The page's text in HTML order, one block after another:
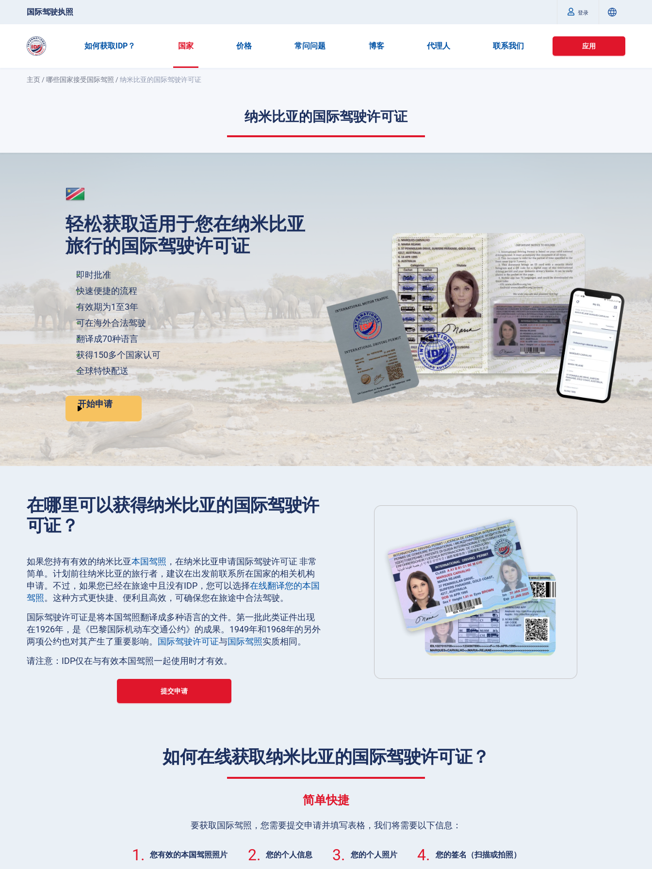
国际驾驶执照 登录
如何获取IDP？ 国家 价格 常问问题 博客 代理人 联系我们 应用
主页 /哪些国家接受国际驾照 /纳米比亚的国际驾驶许可证
纳米比亚的国际驾驶许可证
轻松获取适用于您在纳米比亚
旅行的国际驾驶许可证
即时批准
快速便捷的流程
有效期为1至3年
可在海外合法驾驶
翻译成70种语言
获得150多个国家认可
全球特快配送
开始申请
在哪里可以获得纳米比亚的国际驾驶许
可证？
如果您持有有效的纳米比亚本国驾照 ，在纳米比亚申请国际驾驶许可证 非常
简单。计划前往纳米比亚的旅行者，建议在出发前联系所在国家的相关机构
申请。不过，如果您已经在旅途中且没有IDP，您可以选择在线翻译您的本国
驾照。这种方式更快捷、便利且高效，可确保您在旅途中合法驾驶。
国际驾驶许可证是将本国驾照翻译成多种语言的文件。第一批此类证件出现
在1926年，是《巴黎国际机动车交通公约》的成果。1949年和1968年的另外
两项公约也对其产生了重要影响。 国际驾驶许可证与国际驾照实质相同。
请注意：IDP仅在与有效本国驾照一起使用时才有效。
提交申请
如何在线获取纳米比亚的国际驾驶许可证？
简单快捷
要获取国际驾照，您需要提交申请并填写表格，我们将需要以下信息：
1. 您有效的本国驾照照片 2. 您的个人信息 3. 您的个人照片 4. 您的签名（扫描或拍照）